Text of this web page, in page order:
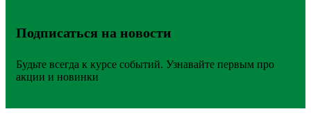
Подписаться на новости
Будьте всегда к курсе событий. Узнавайте первым про
акции и новинки